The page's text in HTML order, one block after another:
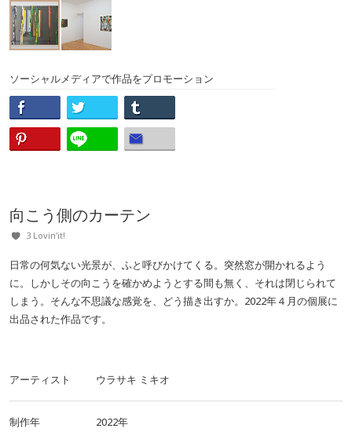
ソーシャルメディアで作品をプロモーション
向こう側のカーテン
3 Lovin'it!
日常の何気ない光景が、ふと呼びかけてくる。突然窓が開かれるよう
に。しかしその向こうを確かめようとする間も無く、それは閉じられて
しまう。そんな不思議な感覚を、どう描き出すか。2022年４月の個展に
出品された作品です。
アーティスト ウラサキ ミキオ
制作年 2022年